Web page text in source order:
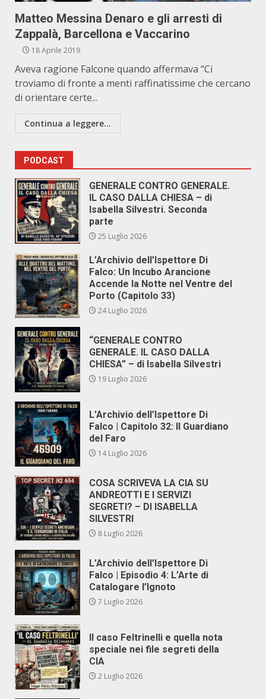
Matteo Messina Denaro e gli arresti di
Zappalà, Barcellona e Vaccarino
18 Aprile 2019
Aveva ragione Falcone quando affermava “Ci
troviamo di fronte a menti raffinatissime che cercano
di orientare certe...
Continua a leggere...
PODCAST
GENERALE CONTRO GENERALE.
IL CASO DALLA CHIESA – di
Isabella Silvestri. Seconda
parte
25 Luglio 2026
L’Archivio dell’Ispettore Di
Falco: Un Incubo Arancione
Accende la Notte nel Ventre del
Porto (Capitolo 33)
24 Luglio 2026
“GENERALE CONTRO
GENERALE. IL CASO DALLA
CHIESA” – di Isabella Silvestri
19 Luglio 2026
L’Archivio dell’Ispettore Di
Falco | Capitolo 32: Il Guardiano
del Faro
14 Luglio 2026
COSA SCRIVEVA LA CIA SU
ANDREOTTI E I SERVIZI
SEGRETI? – DI ISABELLA
SILVESTRI
8 Luglio 2026
L’Archivio dell’Ispettore Di
Falco | Episodio 4: L’Arte di
Catalogare l’Ignoto
7 Luglio 2026
Il caso Feltrinelli e quella nota
speciale nei file segreti della
CIA
2 Luglio 2026